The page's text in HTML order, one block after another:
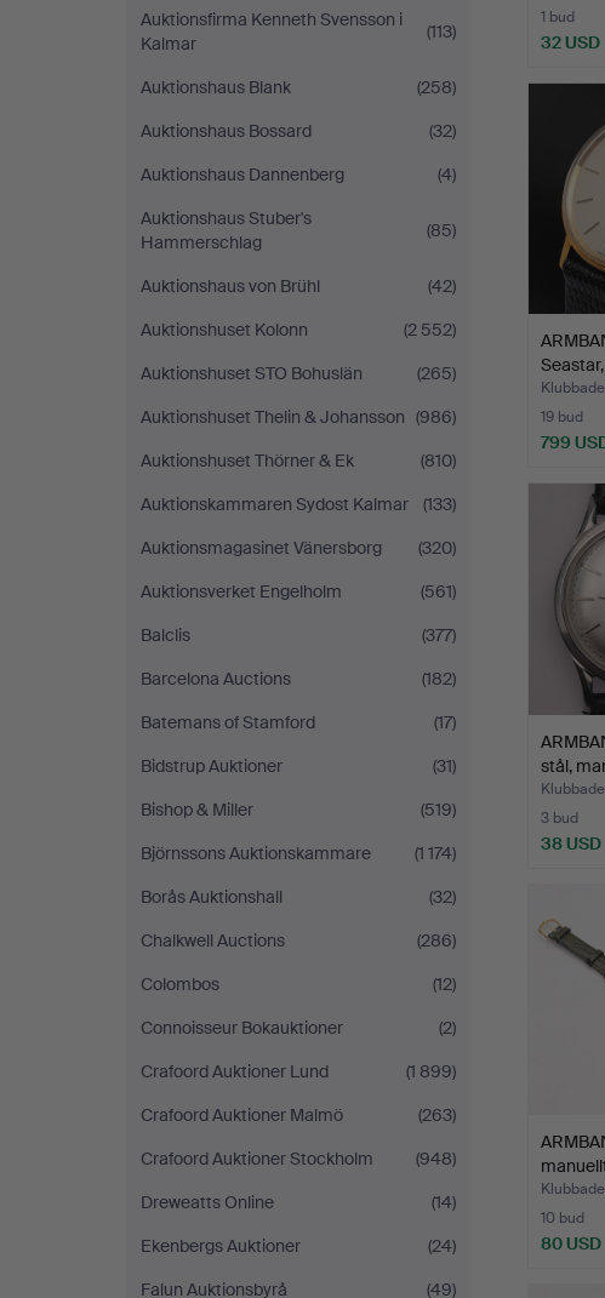
Auktionsfirma Kenneth Svensson i
Kalmar
(113)
Auktionshaus Blank
(258)
Auktionshaus Bossard
(32)
Auktionshaus Dannenberg
(4)
Auktionshaus Stuber's
Hammerschlag
(85)
Auktionshaus von Brühl
(42)
Auktionshuset Kolonn
(2 552)
Auktionshuset STO Bohuslän
(265)
Auktionshuset Thelin & Johansson (986)
Auktionshuset Thörner & Ek
(810)
Auktionskammaren Sydost Kalmar
(133)
Auktionsmagasinet Vänersborg
(320)
Auktionsverket Engelholm
(561)
Balclis
(377)
Barcelona Auctions
(182)
Batemans of Stamford
(17)
Bidstrup Auktioner
(31)
Bishop & Miller
(519)
Björnssons Auktionskammare
(1 174)
Borås Auktionshall
(32)
Chalkwell Auctions
(286)
Colombos
(12)
Connoisseur Bokauktioner
(2)
Crafoord Auktioner Lund
(1 899)
Crafoord Auktioner Malmö
(263)
Crafoord Auktioner Stockholm
(948)
Dreweatts Online
(14)
Ekenbergs Auktioner
(24)
Falun Auktionsbyrå
(49)
1 bud
32 USD
19 bud
799
stål,
3 bud
38 USD
10 bud
80 USD